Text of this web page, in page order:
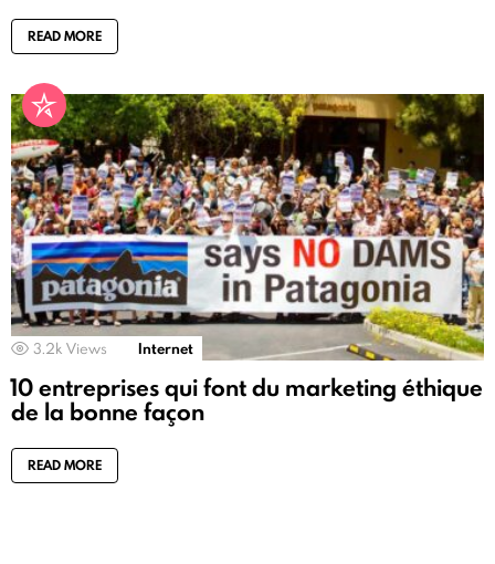
READ MORE
3.2k Views Internet
10 entreprises qui font du marketing éthique
de la bonne façon
READ MORE